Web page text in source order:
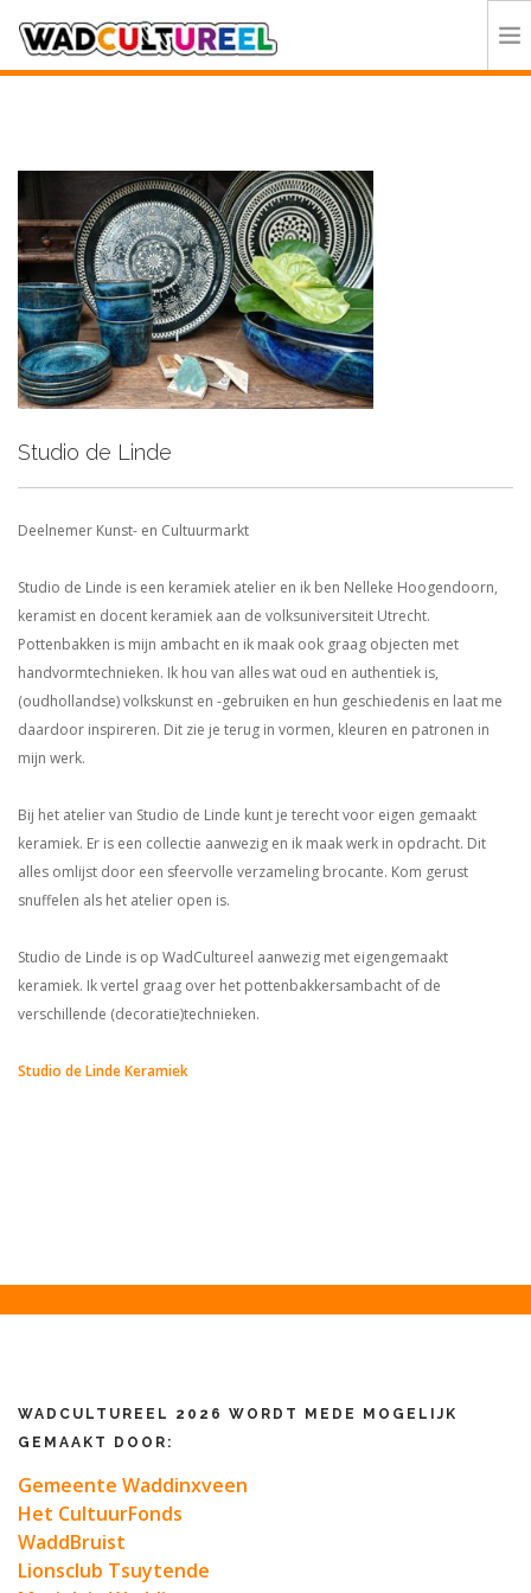
DEELNEMERS
DOE MEE
CONTACT
ORGANISATIE
Studio de Linde
Deelnemer Kunst- en Cultuurmarkt
Studio de Linde is een keramiek atelier en ik ben Nelleke Hoogendoorn,
keramist en docent keramiek aan de volksuniversiteit Utrecht.
Pottenbakken is mijn ambacht en ik maak ook graag objecten met
handvormtechnieken. Ik hou van alles wat oud en authentiek is,
(oudhollandse) volkskunst en -gebruiken en hun geschiedenis en laat me
daardoor inspireren. Dit zie je terug in vormen, kleuren en patronen in
mijn werk.
Bij het atelier van Studio de Linde kunt je terecht voor eigen gemaakt
keramiek. Er is een collectie aanwezig en ik maak werk in opdracht. Dit
alles omlijst door een sfeervolle verzameling brocante. Kom gerust
snuffelen als het atelier open is.
Studio de Linde is op WadCultureel aanwezig met eigengemaakt
keramiek. Ik vertel graag over het pottenbakkersambacht of de
verschillende (decoratie)technieken.
Studio de Linde Keramiek
WADCULTUREEL 2026 WORDT MEDE MOGELIJK
GEMAAKT DOOR:
Gemeente Waddinxveen
Het CultuurFonds
WaddBruist
Lionsclub Tsuytende